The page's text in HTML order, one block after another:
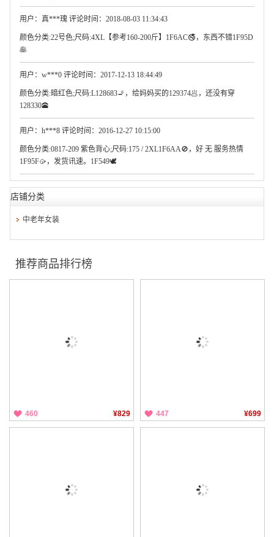
用户：真***瑰 评论时间：2018-08-03 11:34:43
颜色分类:22号色;尺码:4XL【参考160-200斤】1F6AC🚭，东西不错1F95D
🥞
用户：w***0 评论时间：2017-12-13 18:44:49
颜色分类:暗红色;尺码:L128683🚬，给妈妈买的129374🥟，还没有穿
128330🕋
用户：h***8 评论时间：2016-12-27 10:15:00
颜色分类:0817-209 紫色背心;尺码:175 / 2XL1F6AA🚫，好 无 服务热情
1F95F🥠，发货讯速。1F549🕊
店铺分类
中老年女装
推荐商品排行榜
460 ¥829 447 ¥699